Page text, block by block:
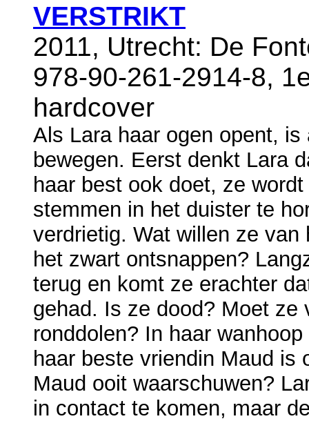
VERSTRIKT
2011, Utrecht: De
978-90-261-2914-8,
hardcover
Als Lara haar ogen opent,
bewegen. Eerst denkt Lara
haar best ook doet, ze
stemmen in het duister te
verdrietig. Wat willen ze
het zwart ontsnappen?
terug en komt ze erachter
gehad. Is ze dood? Moet
ronddolen? In haar
haar beste vriendin Maud is
Maud ooit waarschuwen?
in contact te komen, maar